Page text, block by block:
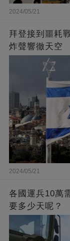
2024/05/21
拜登接到噩耗
炸聲響徹天空
2024/05/21
各國運兵10萬
要多少天呢？